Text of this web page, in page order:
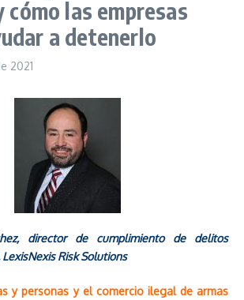
las empresas
a detenerlo
2021
director de cumplimiento de delitos
Risk Solutions
y personas y el comercio ilegal de armas